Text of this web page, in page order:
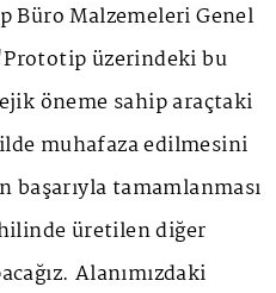
Büro Malzemeleri Genel
üzerindeki bu
öneme sahip araçtaki
muhafaza edilmesini
başarıyla tamamlanması
üretilen diğer
Alanımızdaki